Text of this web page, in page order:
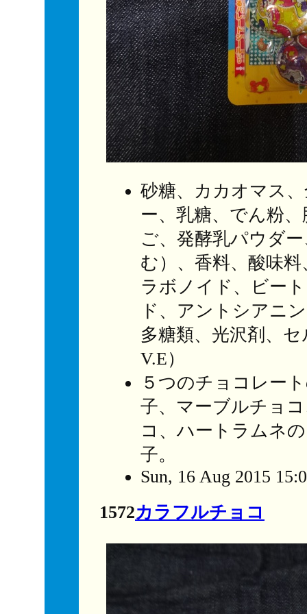
砂糖、カカオマス
ー、乳糖、でん粉
ご、発酵乳パウダ
む）、香料、酸味
ラボノイド、ビー
ド、アントシアニ
多糖類、光沢剤、
V.E）
５つのチョコレー
子、マーブルチョ
コ、ハートラムネ
子。
Sun, 16 Aug 2015
1572カラフルチョコ